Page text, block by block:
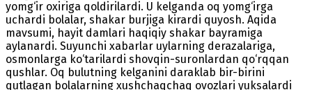
yomg‘ir oxiriga qoldirilardi. U kelganda oq yomg‘irga
uchardi bolalar, shakar burjiga kirardi quyosh. Aqida
mavsumi, hayit damlari haqiqiy shakar bayramiga
aylanardi. Suyunchi xabarlar uylarning derazalariga,
osmonlarga ko‘tarilardi shovqin-suronlardan qo‘rqqan
qushlar. Oq bulutning kelganini daraklab bir-birini
qutlagan bolalarning xushchaqchaq ovozlari yuksalardi